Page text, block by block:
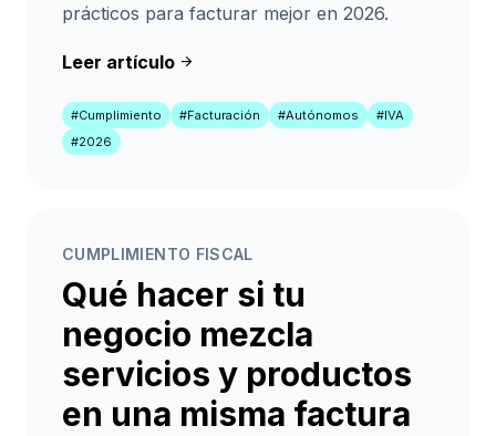
prácticos para facturar mejor en 2026.
Leer artículo arrow_forward
#Cumplimiento #Facturación #Autónomos
#IVA
#2026
CUMPLIMIENTO FISCAL
Qué hacer si tu
negocio mezcla
servicios y productos
en una misma factura